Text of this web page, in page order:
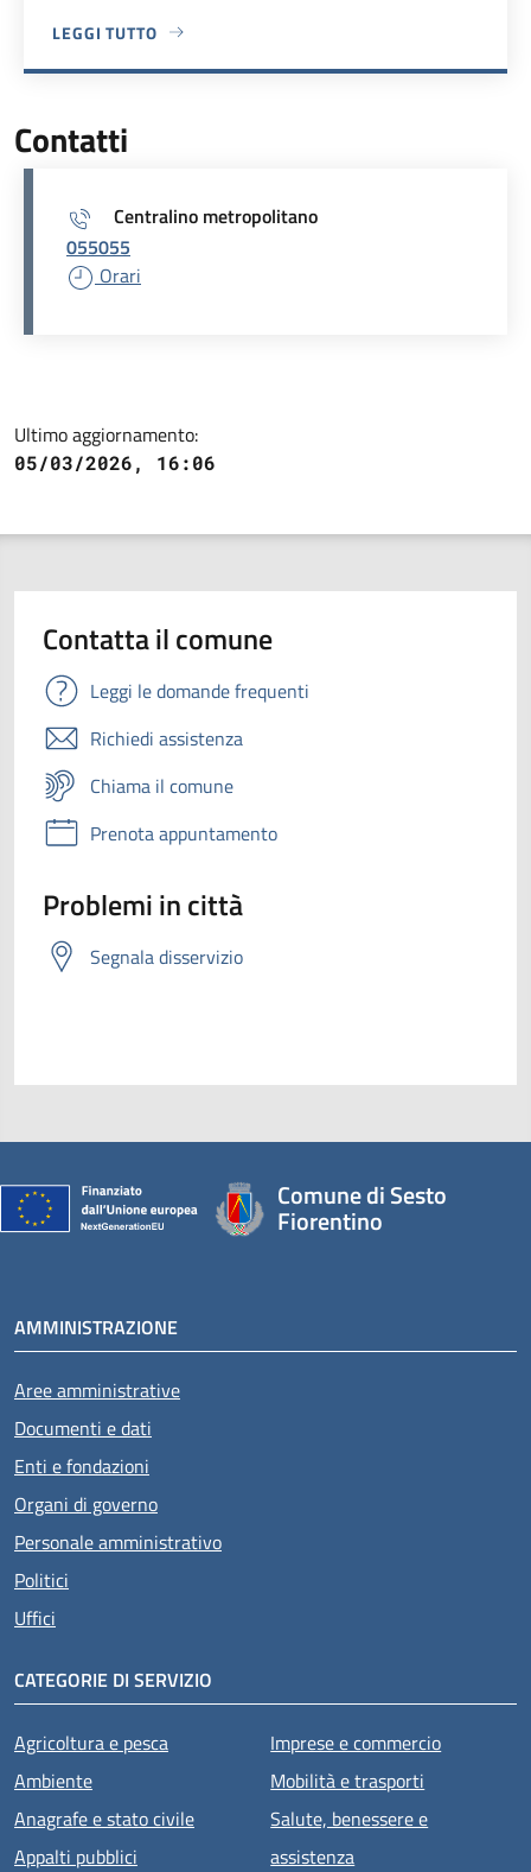
LEGGI TUTTO
A PROPOSITO DI VIA DANTE ALIGHIERI, 8
Contatti
Centralino metropolitano
055055
Orari
Ultimo aggiornamento:
05/03/2026, 16:06
Contatta il comune
Leggi le domande frequenti
Richiedi assistenza
Chiama il comune
Prenota appuntamento
Problemi in città
Segnala disservizio
Comune di Sesto
Fiorentino
AMMINISTRAZIONE
Aree amministrative
Documenti e dati
Enti e fondazioni
Organi di governo
Personale amministrativo
Politici
Uffici
CATEGORIE DI SERVIZIO
Agricoltura e pesca
Ambiente
Anagrafe e stato civile
Appalti pubblici
Imprese e commercio
Mobilità e trasporti
Salute, benessere e
assistenza